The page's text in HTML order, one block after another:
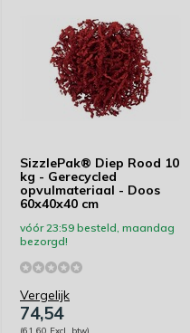
SizzlePak® Diep Rood 10
kg - Gerecycled
opvulmateriaal - Doos
60x40x40 cm
vóór 23:59 besteld, maandag
bezorgd!
Vergelijk
74,54
(61,60 Excl. btw)